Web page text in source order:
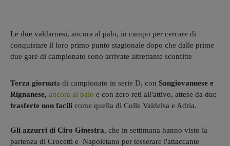
Le due valdarnesi, ancora al palo, in campo per cercare di
conquistare il loro primo punto stagionale dopo che dalle prime
due gare di campionato sono arrivate altrettante sconfitte
Terza giornata di campionato in serie D, con Sangiovannese e
Rignanese, ancora al palo e con zero reti all'attivo, attese da due
trasferte non facili come quella di Colle Valdelsa e Adria.
Gli azzurri di Ciro Ginestra, che in settimana hanno visto la
partenza di Crocetti e Napoletano per tesserare l'attaccante